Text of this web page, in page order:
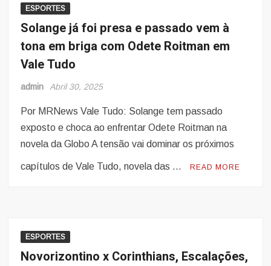
ESPORTES
Solange já foi presa e passado vem à
tona em briga com Odete Roitman em
Vale Tudo
admin Abril 30, 2025
Por MRNews Vale Tudo: Solange tem passado
exposto e choca ao enfrentar Odete Roitman na
novela da Globo A tensão vai dominar os próximos
capítulos de Vale Tudo, novela das … READ MORE
ESPORTES
Novorizontino x Corinthians, Escalações,